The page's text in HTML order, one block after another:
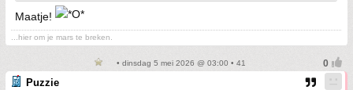
Maatje!
...hier om je mars te breken.
• dinsdag 5 mei 2026 @ 03:00 • 41
Puzzie